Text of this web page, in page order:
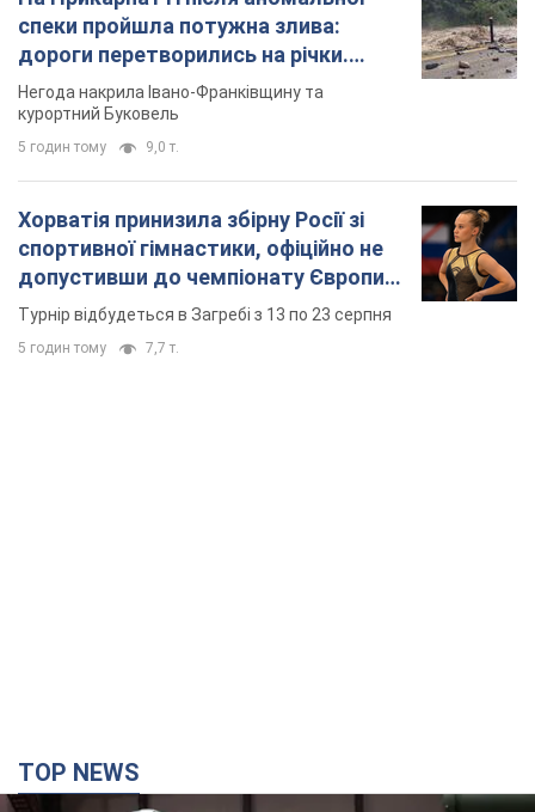
спеки пройшла потужна злива:
дороги перетворились на річки.
Відео
Негода накрила Івано-Франківщину та
курортний Буковель
5 годин тому 9,0 т.
Хорватія принизила збірну Росії зі
спортивної гімнастики, офіційно не
допустивши до чемпіонату Європи
основних спортсменів
Турнір відбудеться в Загребі з 13 по 23 серпня
5 годин тому 7,7 т.
TOP NEWS